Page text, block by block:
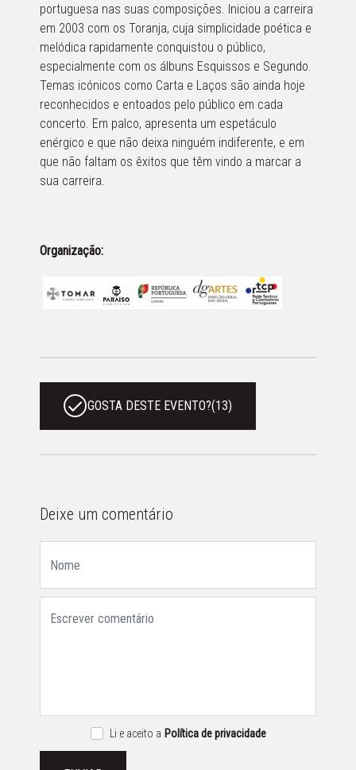
portuguesa nas suas composições. Iniciou a carreira
em 2003 com os Toranja, cuja simplicidade poética e
melódica rapidamente conquistou o público,
especialmente com os álbuns Esquissos e Segundo.
Temas icónicos como Carta e Laços são ainda hoje
reconhecidos e entoados pelo público em cada
concerto. Em palco, apresenta um espetáculo
enérgico e que não deixa ninguém indiferente, e em
que não faltam os êxitos que têm vindo a marcar a
sua carreira.
Organização:
GOSTA DESTE EVENTO?(13)
Deixe um comentário
Li e aceito a Política de privacidade